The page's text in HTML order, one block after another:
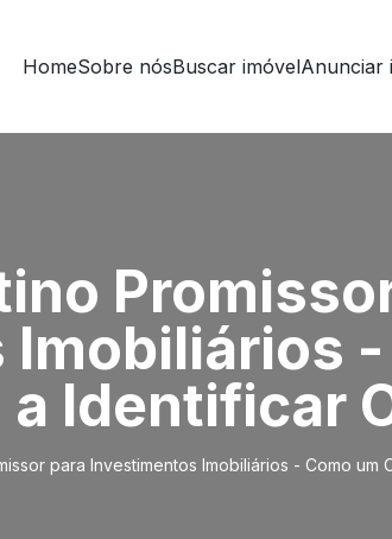
HomeSobre nósBuscar imóvelAnunciar
Identificar
para Investimentos Imobiliários - Como